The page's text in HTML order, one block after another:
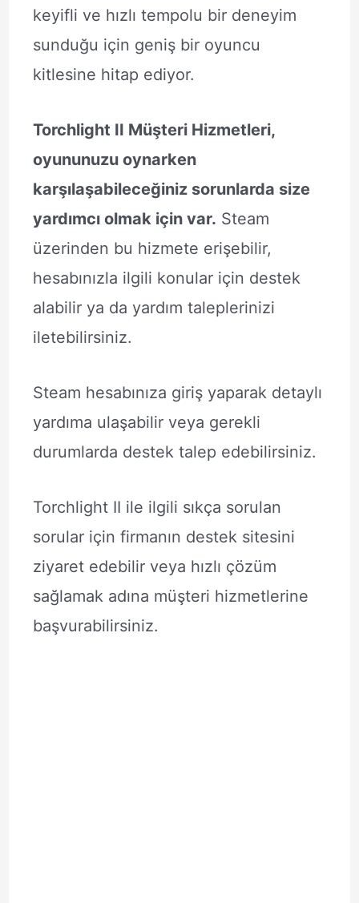
keyifli ve hızlı tempolu bir deneyim
sunduğu için geniş bir oyuncu
kitlesine hitap ediyor.
Torchlight II Müşteri Hizmetleri,
oyununuzu oynarken
karşılaşabileceğiniz sorunlarda size
yardımcı olmak için var. Steam
üzerinden bu hizmete erişebilir,
hesabınızla ilgili konular için destek
alabilir ya da yardım taleplerinizi
iletebilirsiniz.
Steam hesabınıza giriş yaparak detaylı
yardıma ulaşabilir veya gerekli
durumlarda destek talep edebilirsiniz.
Torchlight II ile ilgili sıkça sorulan
sorular için firmanın destek sitesini
ziyaret edebilir veya hızlı çözüm
sağlamak adına müşteri hizmetlerine
başvurabilirsiniz.